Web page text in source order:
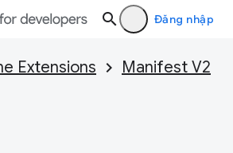
Đăng nhập
Extensions
Manifest V2